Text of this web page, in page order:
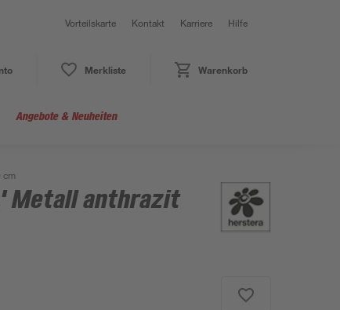
Vorteilskarte Kontakt Karriere Hilfe
Merkliste Warenkorb
Angebote & Neuheiten
cm
Metall anthrazit